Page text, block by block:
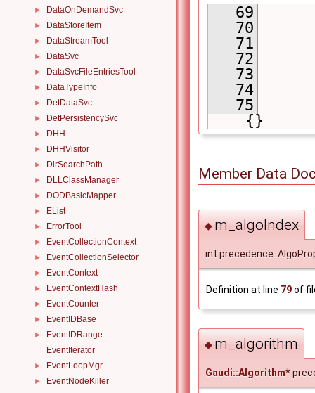
► DataOnDemandSvc
► DataStoreItem
► DataStreamTool
► DataSvc
► DataSvcFileEntriesTool
► DataTypeInfo
► DetDataSvc
► DetPersistencySvc
► DHH
► DHHVisitor
► DirSearchPath
► DLLClassManager
► DODBasicMapper
► EList
► ErrorTool
► EventCollectionContext
► EventCollectionSelector
► EventContext
► EventContextHash
► EventCounter
► EventIDBase
►
EventIDRange
EventIterator
► EventLoopMgr
► EventNodeKiller
   69
   70
   71
   72
   73
   74
   75
{}
Member Data
◆ m_algoIndex
int
Definition at line 79of
◆ m_algorithm
Gaudi::Algorithm*